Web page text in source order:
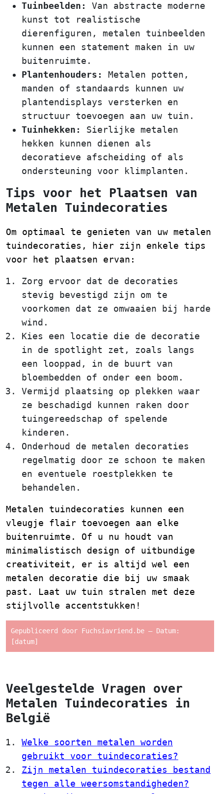
Tuinbeelden:
Van abstracte moderne
kunst tot realistische
dierenfiguren, metalen tuinbeelden
kunnen een statement maken in uw
buitenruimte.
Plantenhouders:
Metalen potten,
manden of standaards kunnen uw
plantendisplays versterken en
structuur toevoegen aan uw tuin.
Tuinhekken:
Sierlijke metalen
hekken kunnen dienen als
decoratieve afscheiding of als
ondersteuning voor klimplanten.
Tips voor het Plaatsen van
Metalen Tuindecoraties
Om optimaal te genieten van uw metalen
tuindecoraties, hier zijn enkele tips
voor het plaatsen ervan:
Zorg ervoor dat de decoraties
stevig bevestigd zijn om te
voorkomen dat ze omwaaien bij harde
wind.
Kies een locatie die de decoratie
in de spotlight zet, zoals langs
een looppad, in de buurt van
bloembedden of onder een boom.
Vermijd plaatsing op plekken waar
ze beschadigd kunnen raken door
tuingereedschap of spelende
kinderen.
Onderhoud de metalen decoraties
regelmatig door ze schoon te maken
en eventuele roestplekken te
behandelen.
Metalen tuindecoraties kunnen een
vleugje flair toevoegen aan elke
buitenruimte. Of u nu houdt van
minimalistisch design of uitbundige
creativiteit, er is altijd wel een
metalen decoratie die bij uw smaak
past. Laat uw tuin stralen met deze
stijlvolle accentstukken!
Gepubliceerd door Fuchsiavriend.be – Datum:
[datum]
Veelgestelde Vragen over
Metalen Tuindecoraties in
België
Welke soorten metalen worden
gebruikt voor tuindecoraties?
Zijn metalen tuindecoraties bestand
tegen alle weersomstandigheden?